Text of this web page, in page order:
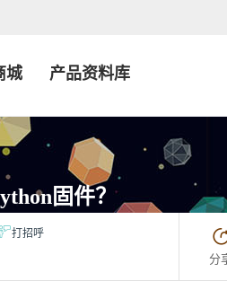
城 产品资料库
固件？
打招呼
分